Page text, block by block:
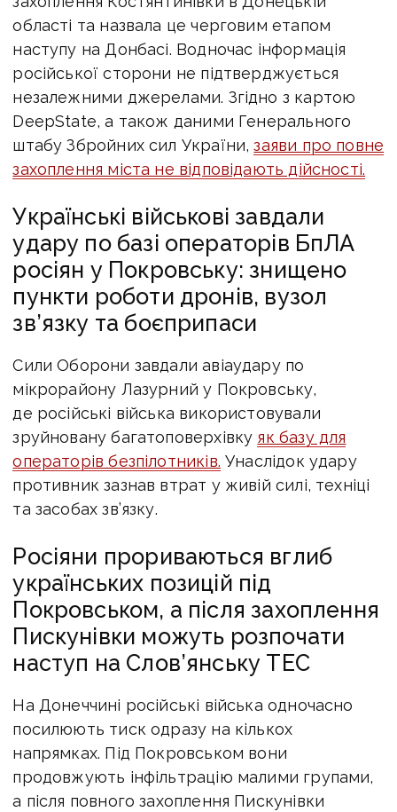
області та назвала це черговим етапом
наступу на Донбасі. Водночас інформація
російської сторони не підтверджується
незалежними джерелами. Згідно з картою
DeepState, а також даними Генерального
штабу Збройних сил України,заяви про повне
захоплення міста не відповідають дійсності.
Українські військові завдали
удару по базі операторів БпЛА
росіян у Покровську: знищено
пункти роботи дронів, вузол
зв’язку та боєприпаси
Сили Оборони завдали авіаудару по
мікрорайону Лазурний у Покровську,
де російські війська використовували
зруйновану багатоповерхівку як базу для
операторів безпілотників. Унаслідок удару
противник зазнав втрат у живій силі, техніці
та засобах зв’язку.
Росіяни прориваються вглиб
українських позицій під
Покровськом, а після захоплення
Пискунівки можуть розпочати
наступ на Слов’янську ТЕС
На Донеччині російські війська одночасно
посилюють тиск одразу на кількох
напрямках. Під Покровськом вони
продовжують інфільтрацію малими групами,
а після повного захоплення Пискунівки